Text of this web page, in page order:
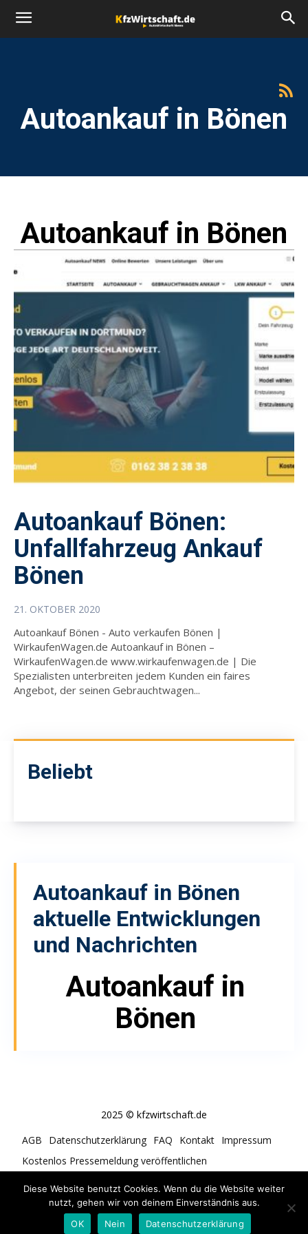
Autoankauf in Bönen
Autoankauf in Bönen
Autoankauf Bönen:
Unfallfahrzeug Ankauf
Bönen
21. OKTOBER 2020
Autoankauf Bönen - Auto verkaufen Bönen |
WirkaufenWagen.de Autoankauf in Bönen –
WirkaufenWagen.de www.wirkaufenwagen.de | Die
Spezialisten unterbreiten jedem Kunden ein faires
Angebot, der seinen Gebrauchtwagen...
Beliebt
Autoankauf in Bönen
aktuelle Entwicklungen
und Nachrichten
Autoankauf in
Bönen
2025 © kfzwirtschaft.de
AGB
Datenschutzerklärung FAQ Kontakt Impressum
Kostenlos Pressemeldung veröffentlichen
Diese Website benutzt Cookies. Wenn du die Website weiter
nutzt, gehen wir von deinem Einverständnis aus.
OK
Nein Datenschutzerklärung